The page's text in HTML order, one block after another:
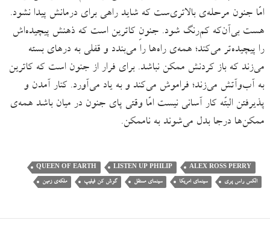
امّا جنون مرحله‌ی بالاتری‌ست که شاید راهی برای درمانش پیدا نشود.
هست بی‌آن‌که کم‌رنگ شود. جنونِ کاترین است که ذهنش پیچیده‌اش
را پیچیده‌تر می‌کند؛ همه‌ی راه‌ها را می‌بندد و قفلی به درهای بسته
می‌زند که باز کردنش ممکن نباشد. برای فرار از جنون است که کاترین
به آب‌وآتش می‌زند؛ فراموش می‌کند و به یاد می‌آورد. کنار آمدن و
پذیرفتن البتّه کار آسانی نیست امّا وقتی پای جنون در میان باشد همه‌ی
ممکن‌ها درجا بدل می‌شوند به ناممکن.
ALEX ROSS PERRY
LISTEN UP PHILIP
QUEEN OF EARTH
الکس راس پری سینمای امریکا سینمای مستقل گوش کن فیلیپ ملکه‌ی زمین